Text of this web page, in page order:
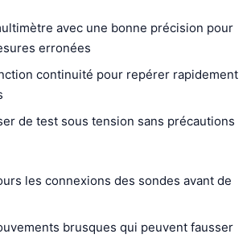
avec une bonne précision pour
erronées
continuité pour repérer rapidement
de test sous tension sans précautions
les connexions des sondes avant de
brusques qui peuvent fausser